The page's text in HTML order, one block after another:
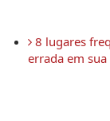
8 lugares
errada em